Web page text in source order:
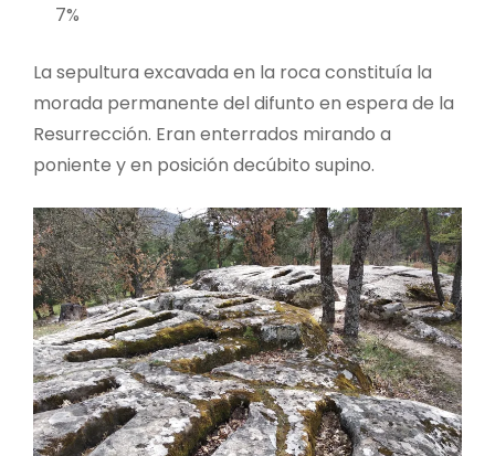
7%
La sepultura excavada en la roca constituía la
morada permanente del difunto en espera de la
Resurrección. Eran enterrados mirando a
poniente y en posición decúbito supino.